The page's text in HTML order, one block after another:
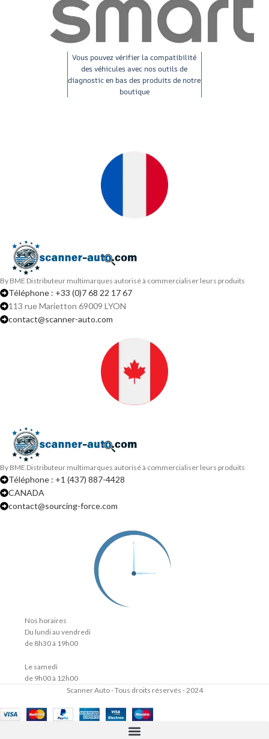
Vous pouvez vérifier la compatibilité
des véhicules avec nos outils de
diagnostic en bas des produits de notre
boutique
By BME Distributeur multimarques autorisé à commercialiser leurs produits
Téléphone : +33 (0)7 68 22 17 67
113 rue Marietton 69009 LYON
contact@scanner-auto.com
By BME Distributeur multimarques autorisé à commercialiser leurs produits
Téléphone : +1 (437) 887-4428
CANADA
contact@sourcing-force.com
Nos horaires
Du lundi au vendredi
de 8h30 à 19h00
Le samedi
de 9h00 à 12h00
Scanner Auto - Tous droits réservés - 2024